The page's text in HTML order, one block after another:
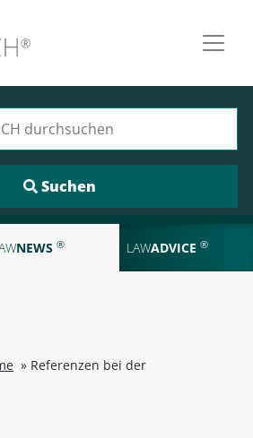
NEWS ® LAWADVICE ®
» Referenzen bei der